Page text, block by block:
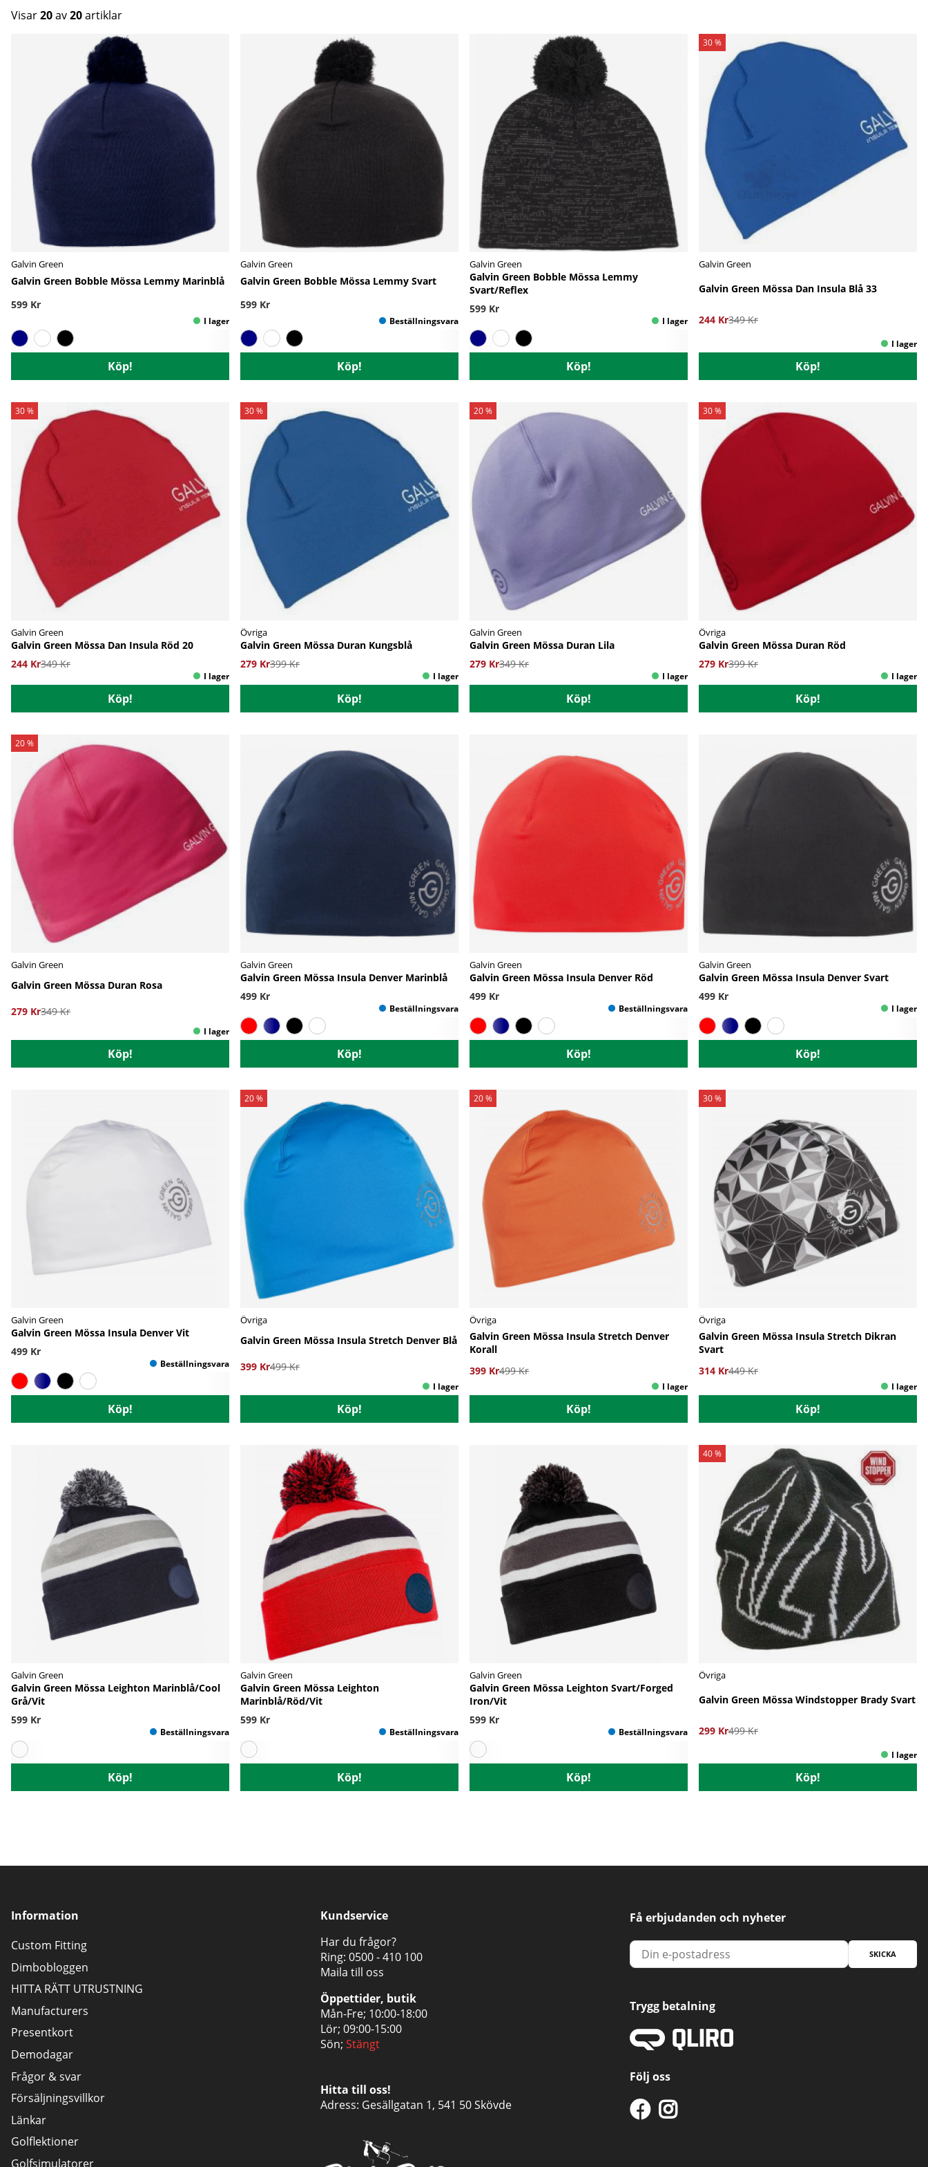
Visar20av20artiklar
Galvin Green
Galvin Green Bobble Mössa Lemmy Marinblå
599 Kr
Köp!
Galvin Green
Galvin Green Bobble Mössa Lemmy Svart
599 Kr
Köp!
Galvin Green
Galvin Green Bobble Mössa Lemmy
Svart/Reflex
599 Kr
Köp!
30 %
Galvin Green
Galvin Green Mössa Dan Insula Blå 33
244 Kr349 Kr
Köp!
30 %
Galvin Green
Galvin Green Mössa Dan Insula Röd 20
244 Kr349 Kr
Köp!
30 %
Övriga
Galvin Green Mössa Duran Kungsblå
279 Kr399 Kr
Köp!
20 %
Galvin Green
Galvin Green Mössa Duran Lila
279 Kr349 Kr
Köp!
30 %
Övriga
Galvin Green Mössa Duran Röd
279 Kr399 Kr
Köp!
20 %
Galvin Green
Galvin Green Mössa Duran Rosa
279 Kr349 Kr
Köp!
Galvin Green
Galvin Green Mössa Insula Denver Marinblå
499 Kr
Köp!
Galvin Green
Galvin Green Mössa Insula Denver Röd
499 Kr
Köp!
Galvin Green
Galvin Green Mössa Insula Denver Svart
499 Kr
Köp!
Galvin Green
Galvin Green Mössa Insula Denver Vit
499 Kr
Köp!
20 %
Övriga
Galvin Green Mössa Insula Stretch Denver Blå
399 Kr499 Kr
Köp!
20 %
Övriga
Galvin Green Mössa Insula Stretch Denver
Korall
399 Kr499 Kr
Köp!
30 %
Övriga
Galvin Green Mössa Insula Stretch Dikran
Svart
314 Kr449 Kr
Köp!
Galvin Green
Galvin Green Mössa Leighton Marinblå/Cool
Grå/Vit
599 Kr
Köp!
Galvin Green
Galvin Green Mössa Leighton
Marinblå/Röd/Vit
599 Kr
Köp!
Galvin Green
Galvin Green Mössa Leighton Svart/Forged
Iron/Vit
599 Kr
Köp!
40 %
Övriga
Galvin Green Mössa Windstopper Brady Svart
299 Kr499 Kr
Köp!
Information
Custom Fitting
Dimbobloggen
HITTA RÄTT UTRUSTNING
Manufacturers
Presentkort
Demodagar
Frågor & svar
Försäljningsvillkor
Länkar
Golflektioner
Golfsimulatorer
Kundservice
Har du frågor?
Ring: 0500 - 410 100
Maila till oss
Öppettider, butik
Mån-Fre; 10:00-18:00
Lör; 09:00-15:00
Sön; Stängt
Hitta till oss!
Adress: Gesällgatan 1, 541 50 Skövde
Få erbjudanden och nyheter
SKICKA
Trygg betalning
Följ oss